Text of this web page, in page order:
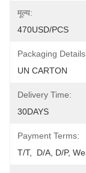
मूल्य:
470USD/PCS
Packaging
UN CARTON
Delivery Time:
30DAYS
Payment Terms:
T/T,  D/A, D/P,